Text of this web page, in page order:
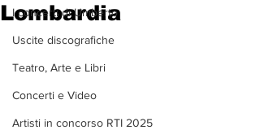
I concerti di Umberto
Uscite discografiche
Teatro, Arte e Libri
Concerti e Video
Artisti in concorso RTI 2025
Lombardia